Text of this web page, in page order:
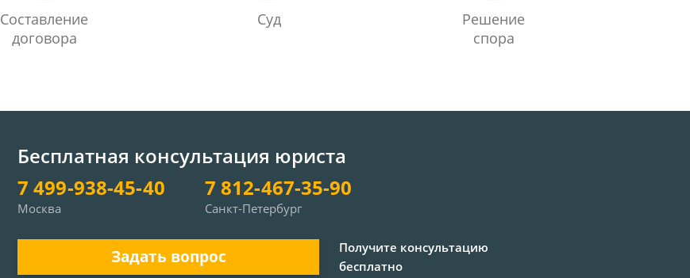
Составление
договора
Суд
Решение
спора
Бесплатная консультация юриста
7 499-938-45-40
Москва
7 812-467-35-90
Санкт-Петербург
Задать вопрос
Получите консультацию
бесплатно